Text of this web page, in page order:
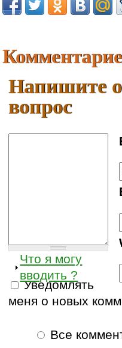
Напишите
вопрос
Что я могу
вводить ?
Уведомлять
меня о новых
Все